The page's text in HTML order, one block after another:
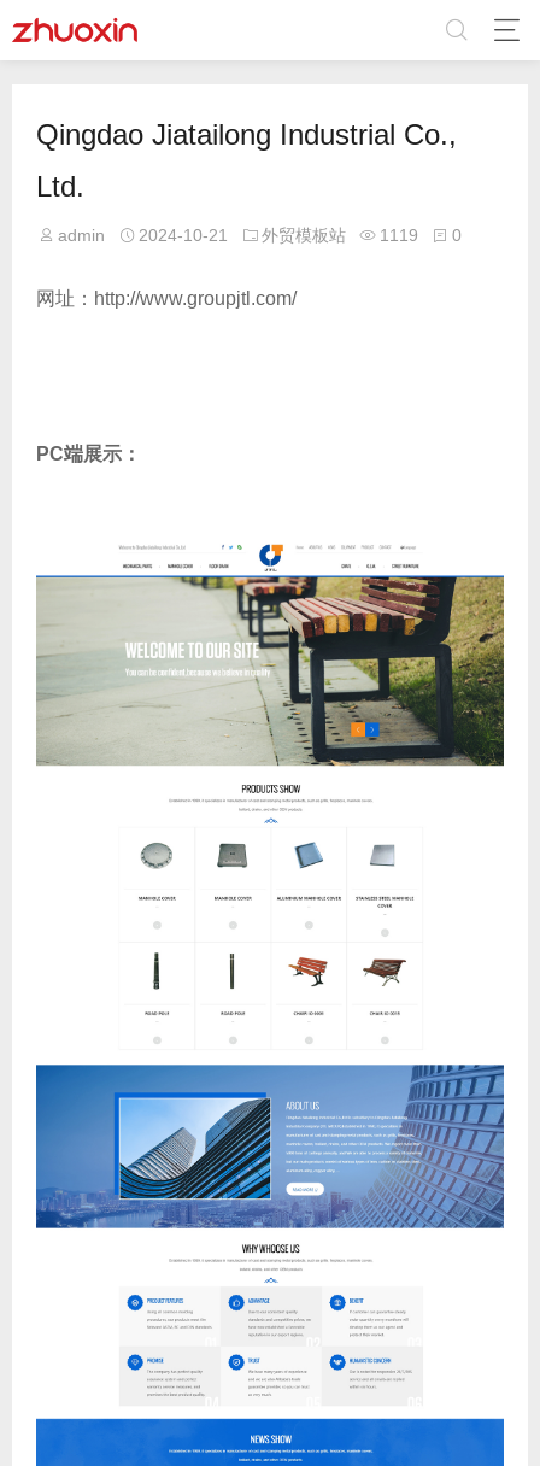
Qingdao Jiatailong Industrial Co.,
Ltd.
admin 2024-10-21 外贸模板站 1119 0
网址：http://www.groupjtl.com/
PC端展示：